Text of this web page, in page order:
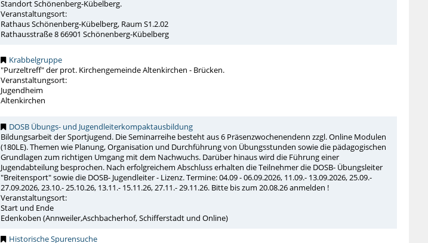
Standort Schönenberg-Kübelberg.
Veranstaltungsort:
Rathaus Schönenberg-Kübelberg, Raum S1.2.02
Rathausstraße 8 66901 Schönenberg-Kübelberg
Krabbelgruppe
"Purzeltreff" der prot. Kirchengemeinde Altenkirchen - Brücken.
Veranstaltungsort:
Jugendheim
Altenkirchen
DOSB Übungs- und Jugendleiterkompaktausbildung
Bildungsarbeit der Sportjugend. Die Seminarreihe besteht aus 6 Präsenzwochenendenn zzgl. Online Modulen
(180LE). Themen wie Planung, Organisation und Durchführung von Übungsstunden sowie die pädagogischen
Grundlagen zum richtigen Umgang mit dem Nachwuchs. Darüber hinaus wird die Führung einer
Jugendabteilung besprochen. Nach erfolgreichem Abschluss erhalten die Teilnehmer die DOSB- Übungsleiter
"Breitensport" sowie die DOSB- Jugendleiter - Lizenz. Termine: 04.09 - 06.09.2026, 11.09.- 13.09.2026, 25.09.-
27.09.2026, 23.10.- 25.10.26, 13.11.- 15.11.26, 27.11.- 29.11.26. Bitte bis zum 20.08.26 anmelden !
Veranstaltungsort:
Start und Ende
Edenkoben (Annweiler,Aschbacherhof, Schifferstadt und Online)
Historische Spurensuche